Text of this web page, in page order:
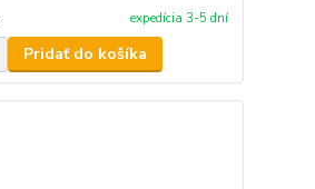
expedícia 3-5 dní
Pridať do košíka